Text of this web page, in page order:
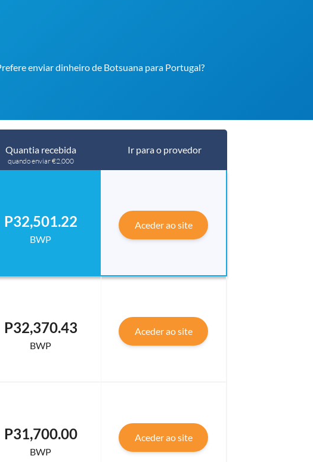
enviar dinheiro de Botsuana para Portugal?
Quantia recebida
quando enviar €2,000
Ir para o provedor
P32,501.22
BWP
Aceder ao site
P32,370.43
BWP
Aceder ao site
P31,700.00
BWP
Aceder ao site